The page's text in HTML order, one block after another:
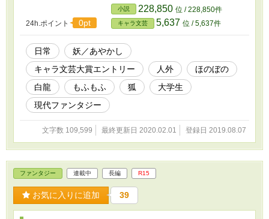
24h.ポイント 0pt
小説 228,850 位 / 228,850件
キャラ文芸 5,637 位 / 5,637件
日常
妖／あやかし
キャラ文芸大賞エントリー
人外
ほのぼの
白龍
もふもふ 狐
大学生
現代ファンタジー
文字数 109,599 最終更新日 2020.02.01 登録日 2019.08.07
ファンタジー 連載中 長編 R15
お気に入りに追加 39